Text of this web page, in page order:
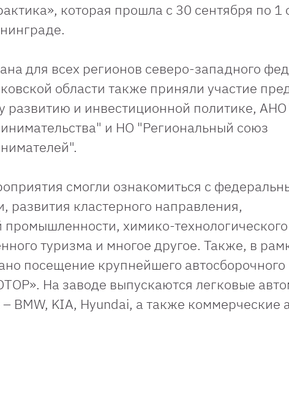
которая прошла с 30 сентября по 1
для всех регионов северо-западного
области также приняли участие
развитию и инвестиционной политике,
и НО "Региональный союз
смогли ознакомиться с
кластерного направления,
промышленности, химико-
туризма и многое другое. Также, в
посещение крупнейшего автосборочного
На заводе выпускаются легковые
BMW, KIA, Hyundai, а также коммерческие